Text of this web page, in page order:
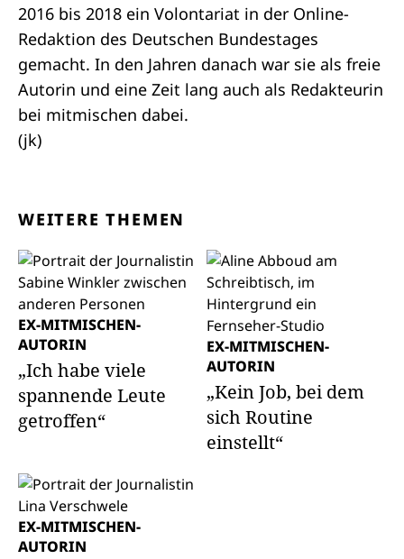
2016 bis 2018 ein Volontariat in der Online-
Redaktion des Deutschen Bundestages
gemacht. In den Jahren danach war sie als freie
Autorin und eine Zeit lang auch als Redakteurin
bei mitmischen dabei.
(jk)
WEITERE THEMEN
EX-MITMISCHEN-
AUTORIN
„Ich habe viele
spannende Leute
getroffen“
EX-MITMISCHEN-
AUTORIN
„Kein Job, bei dem
sich Routine
einstellt“
EX-MITMISCHEN-
AUTORIN